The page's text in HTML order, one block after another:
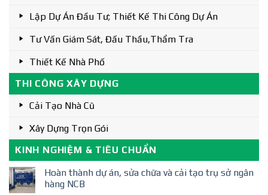
Lập Dự Án Đầu Tư; Thiết Kế Thi Công Dự Án
Tư Vấn Giám Sát, Đấu Thầu,thẩm Tra
Thiết Kế Nhà Phố
THI CÔNG XÂY DỰNG
Cải Tạo Nhà Cũ
Xây Dựng Trọn Gói
KINH NGHIỆM & TIÊU CHUẨN
Hoàn thành dự án, sửa chữa và cải tạo trụ sở ngân
hàng NCB